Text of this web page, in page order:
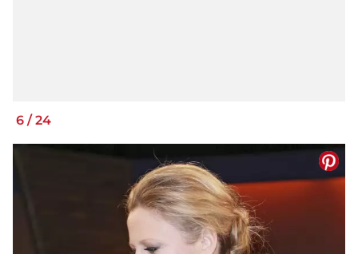
6 /24